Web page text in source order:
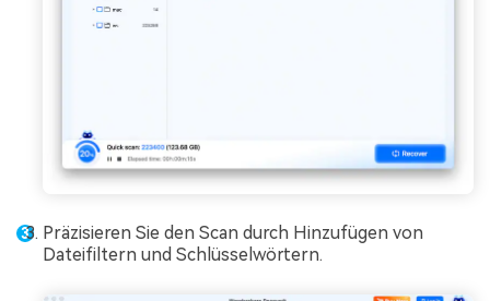
Präzisieren Sie den Scan durch Hinzufügen von
Dateifiltern und Schlüsselwörtern.